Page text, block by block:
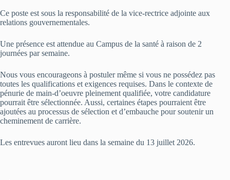
Ce poste est sous la responsabilité de la vice-rectrice adjointe aux
relations gouvernementales.
Une présence est attendue au Campus de la santé à raison de 2
journées par semaine.
Nous vous encourageons à postuler même si vous ne possédez pas
toutes les qualifications et exigences requises. Dans le contexte de
pénurie de main-d’oeuvre pleinement qualifiée, votre candidature
pourrait être sélectionnée. Aussi, certaines étapes pourraient être
ajoutées au processus de sélection et d’embauche pour soutenir un
cheminement de carrière.
Les entrevues auront lieu dans la semaine du 13 juillet 2026.